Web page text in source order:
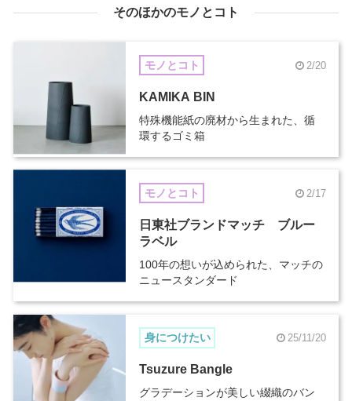
そのほかのモノとコト
モノとコト 2/20
KAMIKA BIN
特殊機能紙の廃材から生まれた、循
環するゴミ箱
モノとコト 2/17
日東社ブランドマッチ ブルー
ラベル
100年の想いが込められた、マッチの
ニュースタンダード
身につけたい 25/11/20
Tsuzure Bangle
グラデーションが美しい綴織のバン